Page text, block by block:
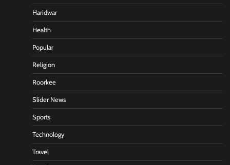
Haridwar
Health
Popular
Religion
Roorkee
Slider News
Sports
Technology
Travel